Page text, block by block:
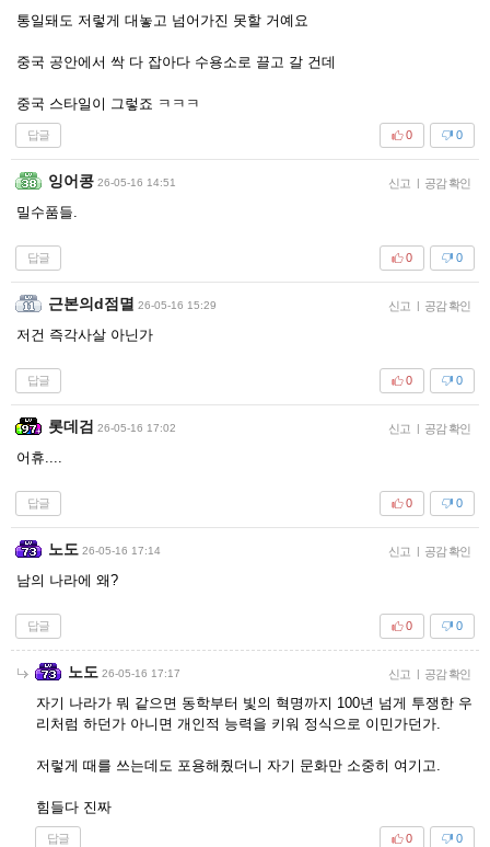
통일돼도 저렇게 대놓고 넘어가진 못할 거예요
중국 공안에서 싹 다 잡아다 수용소로 끌고 갈 건데
중국 스타일이 그렇죠 ㅋㅋㅋ
답글 0
0
잉어콩 26-05-16 14:51 신고 | 공감 확인
밀수품들.
답글 0
0
근본의d점멸 26-05-16 15:29 신고 | 공감 확인
저건 즉각사살 아닌가
답글 0
0
롯데검 26-05-16 17:02 신고 | 공감 확인
어휴....
답글 0
0
노도 26-05-16 17:14 신고 | 공감 확인
남의 나라에 왜?
답글 0
0
노도 26-05-16 17:17 신고 | 공감 확인
자기 나라가 뭐 같으면 동학부터 빛의 혁명까지 100년 넘게 투쟁한 우
리처럼 하던가 아니면 개인적 능력을 키워 정식으로 이민가던가.
저렇게 때를 쓰는데도 포용해줬더니 자기 문화만 소중히 여기고.
힘들다 진짜
답글 0
0